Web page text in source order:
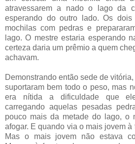
atravessarem a nado o lago da
esperando do outro lado. Os dois
mochilas com pedras e
lago. O mestre estaria esperando
certeza daria um prêmio a quem
achavam.
Demonstrando então sede de
suportaram bem todo o peso, mas
era nítida a dificuldade que
carregando aquelas pesadas
pouco mais da metade do lago, o
afogar. E quando via o mais jovem à
Mas o mais jovem não estava